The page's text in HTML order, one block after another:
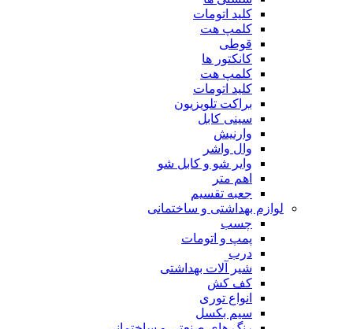
کلید اتومات
کلمپ هت
قوطی
کانکتور ها
کلمپ هت
کلید اتومات
براکت تلویزیون
سینی کابل
وارنیش
وال واشر
وایر شو و کابل شو
اهم متر
جعبه تقسیم
لوازم بهداشتی و ساختمانی
چسب
پمپ و اتومات
درب
شیر آلات بهداشتی
کف کش
انواع توری
سیم بکسل